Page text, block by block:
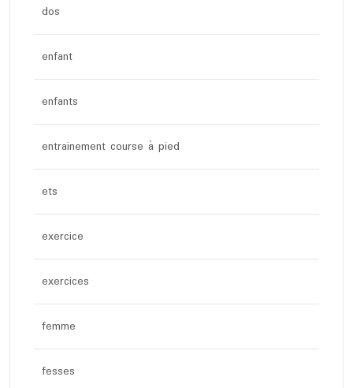
dos
enfant
enfants
entrainement course à pied
ets
exercice
exercices
femme
fesses